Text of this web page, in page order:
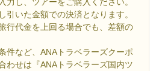
いた金額での決済となります。
行代金を上回る場合でも、差額の
件など、ANAトラベラーズクーポ
わせは『ANAトラベラーズ国内ツ